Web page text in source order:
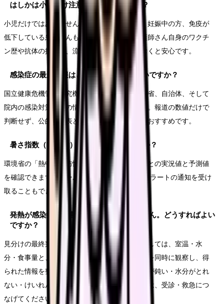
はしかは小児だけ注意すればよいですか？
小児だけではありません。成人や医療従事者、妊娠中の方、免疫が
低下している患者さんも確認が必要です。看護師さん自身のワクチ
ン歴や抗体の扱いも、流行期の前に確認しておくと安心です。
感染症の最新情報はどこで確認すればよいですか？
国立健康危機管理研究機構（JIHS）や厚生労働省、自治体、そして
院内の感染対策部門の情報を優先してください。報道の数値だけで
判断せず、公的な発表とあわせて確認するのがおすすめです。
暑さ指数（WBGT）はどこで見られますか？
環境省の「熱中症予防情報サイト」で、地域ごとの実況値と予測値
を確認できます。メールやLINEで熱中症警戒アラートの通知を受け
取ることもできます。
発熱が感染症か熱中症か見分けがつきません。どうすればよい
ですか？
見分けの最終判断は医師が行います。看護師としては、室温・水
分・食事量と、発疹・咳・曝露歴・ワクチン歴を同時に観察し、得
られた情報を整理して医師へ報告します。反応が鈍い・水分がとれ
ない・けいれんがあるなど重い徴候があるときは、受診・救急につ
なげてください。